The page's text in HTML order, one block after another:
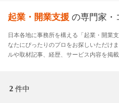
起業・開業支援 の専門家・
日本各地に事務所を構える「起業・開業
なたにぴったりのプロをお探しいただけ
ルや取材記事、経歴、サービス内容を掲載
2件中